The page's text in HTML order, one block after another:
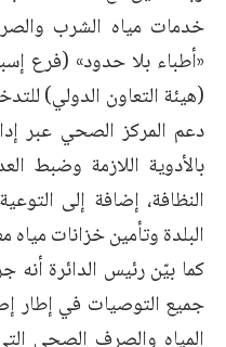
خدمات مياه الشرب
«أطباء بلا حدود» (فرع
(هيئة التعاون الدولي)
دعم المركز الصحي عبر
بالأدوية اللازمة وضبط
النظافة، إضافة إلى
البلدة وتأمين خزانات مياه
كما بيّن رئيس الدائرة أنه
جميع التوصيات في إطار